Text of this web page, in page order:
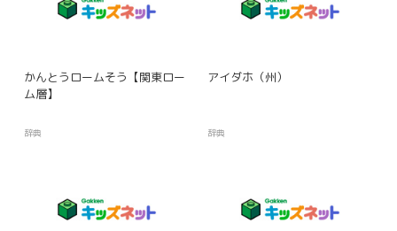
かんとうロームそう【関東ロー
ム層】
辞典
アイダホ（州）
辞典